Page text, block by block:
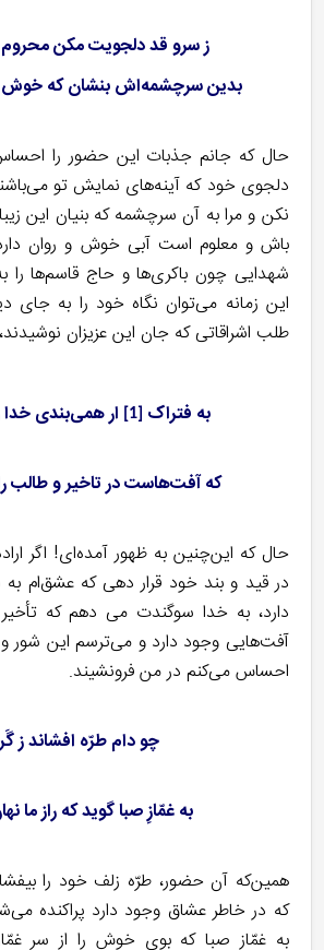
ز سرو قد دلجویت مکن
بدین سرچشمه‌اش بنشان که خوش
حال که جانم جذبات این حضور را
دلجوی خود که آینه‌‌های نمایش تو
نکن و مرا به آن سرچشمه که بنیان این
باش و معلوم است آبی خوش و روان
شهدایی چون باکری‌ها و حاج قاسم‌ها را
این زمانه می‌توان نگاه خود را به جای
طلب اشراقاتی که جان این عزیزان
به فتراک [1] ار همی‌بندی
که آفت‌هاست در تاخیر و طالب
حال که این‌چنین به ظهور آمده‌ای! اگر
در قید و بند خود قرار دهی که عشق‌ام
دارد، به خدا سوگندت می دهم که تأخیر
آفت‌هایی وجود دارد و می‌ترسم این شور
احساس می‌کنم در من فرونشیند.
چو دام طرّه افشاند
به غمّازِ صبا گوید که راز ما
همین‌که آن حضور، طرّه زلف خود را
که در خاطر عشاق وجود دارد پراکنده
به غمّازِ صبا که بوی خوش را از سر